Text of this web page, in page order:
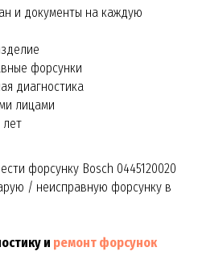
и документы на каждую
форсунки
диагностика
лицами
лет
форсунку Bosch 0445120020
/ неисправную форсунку в
и ремонт форсунок